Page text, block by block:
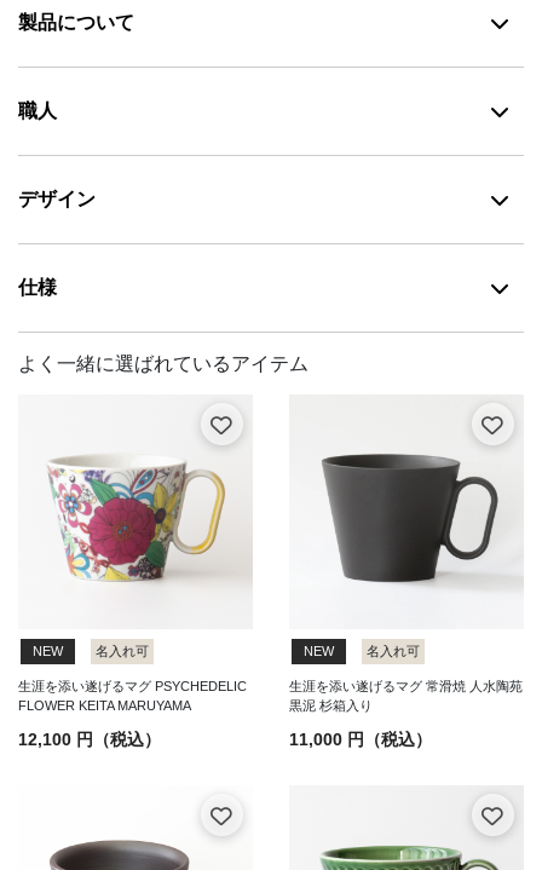
製品について
職人
デザイン
仕様
NEW 名入れ可
生涯を添い遂げるマグ PSYCHEDELIC
FLOWER KEITA MARUYAMA
12,100 円（税込）
NEW 名入れ可
生涯を添い遂げるマグ 常滑焼 人水陶苑
黒泥 杉箱入り
11,000 円（税込）